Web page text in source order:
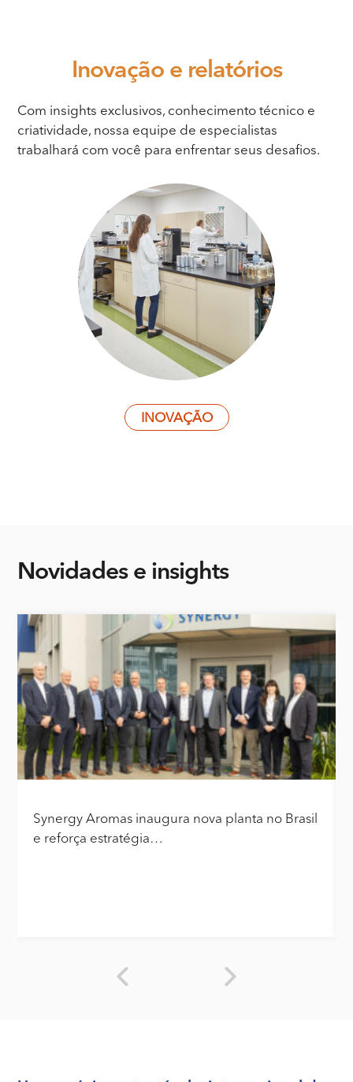
Inovaçãoe relatórios
Com insights exclusivos, conhecimento técnico e
criatividade, nossa equipe de especialistas
trabalhará com você para enfrentar seus desafios.
INOVAÇÃO
Novidadese insights
Synergy Aromas inaugura nova planta no Brasil
e reforça estratégia…